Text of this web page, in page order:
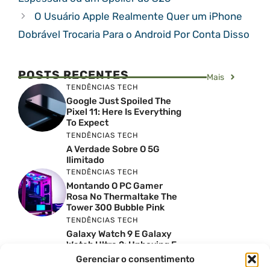
Gerenciar o consentimento
O Usuário Apple Realmente Quer um iPhone
Dobrável Trocaria Para o Android Por Conta Disso
POSTS RECENTES Mais
TENDÊNCIAS TECH
Google Just Spoiled The
Pixel 11: Here Is Everything
To Expect
TENDÊNCIAS TECH
A Verdade Sobre O 5G
Ilimitado
TENDÊNCIAS TECH
Montando O PC Gamer
Rosa No Thermaltake The
Tower 300 Bubble Pink
TENDÊNCIAS TECH
Galaxy Watch 9 E Galaxy
Watch Ultra 2: Unboxing E
Preço No Brasil